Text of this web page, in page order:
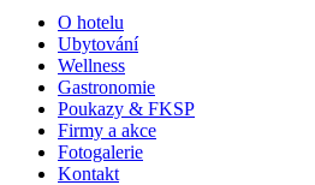
O hotelu
Ubytování
Wellness
Gastronomie
Poukazy & FKSP
Firmy a akce
Fotogalerie
Kontakt